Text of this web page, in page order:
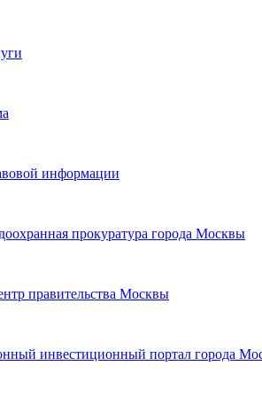
информации
прокуратура города Москвы
правительства Москвы
инвестиционный портал города